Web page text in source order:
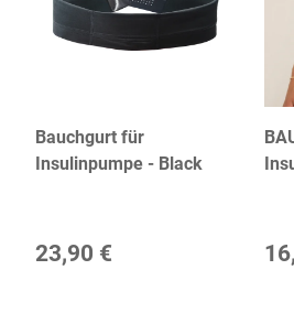
Bauchgurt für
Insulinpumpe - Black
23,90 €